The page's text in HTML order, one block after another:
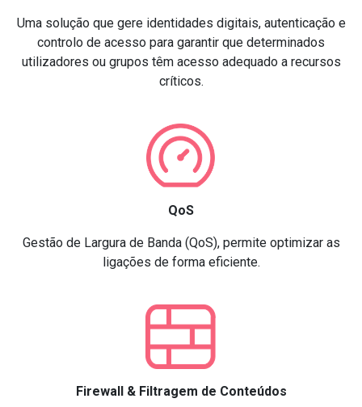
Uma solução que gere identidades digitais, autenticação e
controlo de acesso para garantir que determinados
utilizadores ou grupos têm acesso adequado a recursos
críticos.
QoS
Gestão de Largura de Banda (QoS), permite optimizar as
ligações de forma eficiente.
Firewall & Filtragem de Conteúdos